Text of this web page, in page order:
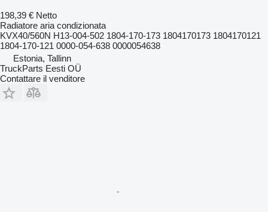
198,39 € Netto
Radiatore aria condizionata
KVX40/560N H13-004-502 1804-170-173 1804170173 1804170121
1804-170-121 0000-054-638 0000054638
Estonia, Tallinn
TruckParts Eesti OÜ
Contattare il venditore